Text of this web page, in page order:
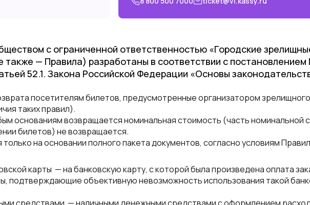
с ограниченной ответственностью «Городские
также — Правила) разработаны в соответствии с
52.1. Закона Российской Федерации «Основы
посетителям билетов, предусмотренные организатором
таких правил).
основаниям возвращается номинальная стоимость (часть номинальной
билетов) не возвращается.
на основании полного пакета документов, согласно условиямПравил
карты — на банковскую карту, с которой была произведена оплата
подтверждающие объективную невозможность использования такой